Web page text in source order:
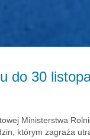
do 30
Ministerstwa
którym zagraża